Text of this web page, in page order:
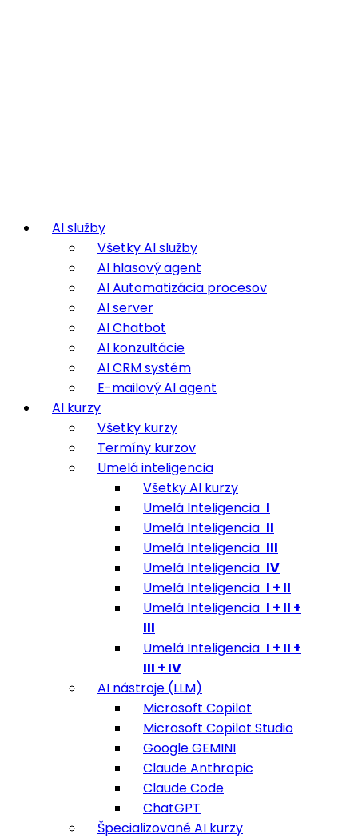
AI služby
Všetky AI služby
AI hlasový agent
AI Automatizácia procesov
AI server
AI Chatbot
AI konzultácie
AI CRM systém
E-mailový AI agent
AI kurzy
Všetky kurzy
Termíny kurzov
Umelá inteligencia
Všetky AI kurzy
Umelá Inteligencia I
Umelá Inteligencia II
Umelá Inteligencia III
Umelá Inteligencia IV
Umelá Inteligencia I + II
Umelá Inteligencia I + II +
III
Umelá Inteligencia I + II +
III + IV
AI nástroje (LLM)
Microsoft Copilot
Microsoft Copilot Studio
Google GEMINI
Claude Anthropic
Claude Code
ChatGPT
Špecializované AI kurzy